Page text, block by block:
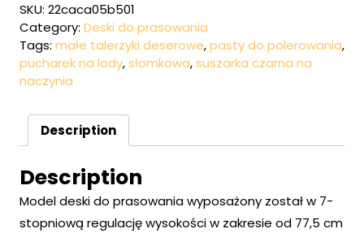
SKU: 22caca05b501
Category: Deski do prasowania
Tags: małe talerzyki deserowe,pasty do polerowania,
pucharek na lody,słomkowa,suszarka czarna na
naczynia
Description
Description
Model deski do prasowania wyposażony został w 7-
stopniową regulację wysokości w zakresie od 77,5 cm